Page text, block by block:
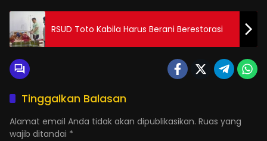
RSUD Toto Kabila Harus Berani Berestorasi
Tinggalkan Balasan
Alamat email Anda tidak akan dipublikasikan. Ruas yang
wajib ditandai *